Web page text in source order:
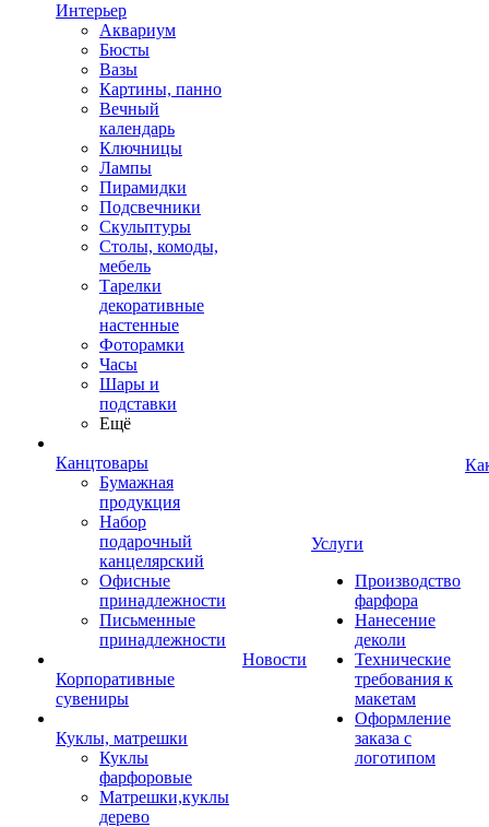
Интерьер
Аквариум
Бюсты
Вазы
Картины, панно
Вечный
календарь
Ключницы
Лампы
Пирамидки
Подсвечники
Скульптуры
Столы, комоды,
мебель
Тарелки
декоративные
настенные
Фоторамки
Часы
Шары и
подставки
Ещё
Канцтовары
Бумажная
продукция
Набор
подарочный
канцелярский
Офисные
принадлежности
Письменные
принадлежности
Корпоративные
сувениры
Куклы, матрешки
Куклы
фарфоровые
Матрешки,куклы
дерево
Новости
Услуги
Производство
фарфора
Нанесение
деколи
Технические
требования к
макетам
Оформление
заказа с
логотипом